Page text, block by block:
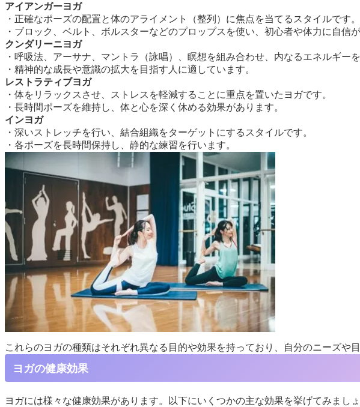
アイアンガーヨガ
・正確なポーズの配置と体のアライメント（整列）に焦点を当てるスタイルです。
・ブロック、ベルト、ボルスターなどのプロップスを使い、初心者や体力に自信
クンダリーニヨガ
・呼吸法、アーサナ、マントラ（詠唱）、瞑想を組み合わせ、内なるエネルギー
・精神的な成長や意識の拡大を目指す人に適しています。
レストラティブヨガ
・体をリラックスさせ、ストレスを軽減することに重点を置いたヨガです。
・長時間ポーズを維持し、体と心を深く休める効果があります。
インヨガ
・深いストレッチを行い、結合組織をターゲットにするスタイルです。
・各ポーズを長時間保持し、静的な練習を行います。
これらのヨガの種類はそれぞれ異なる目的や効果を持っており、自分のニーズや
ヨガの健康効果
ヨガには様々な健康効果があります。以下にいくつかの主な効果を挙げてみましょ